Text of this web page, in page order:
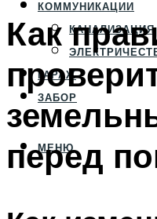
КОММУНИКАЦИИ
КАНАЛИЗАЦИЯ
ГАРАЖ
ЗАБОР
МЕНЮ
Как
перед